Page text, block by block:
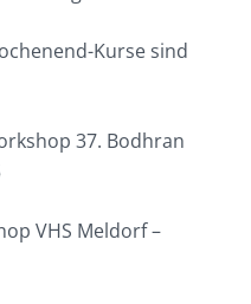
Kurse sind
37. Bodhran
VHS Meldorf –